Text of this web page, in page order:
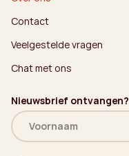
Contact
Veelgestelde vragen
Chat met ons
Nieuwsbrief ontvangen?
Naam
(Vereist)